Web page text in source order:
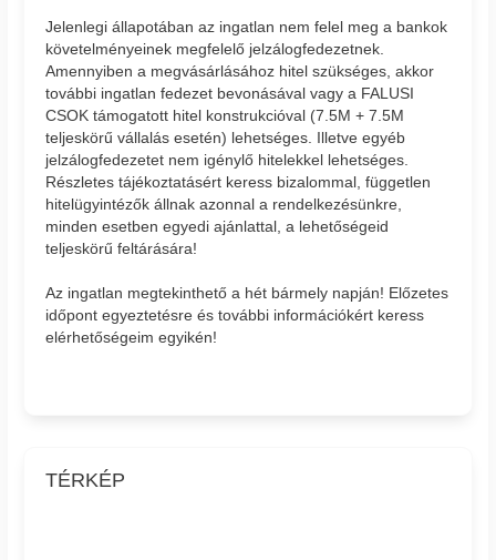
Jelenlegi állapotában az ingatlan nem felel meg a bankok
követelményeinek megfelelő jelzálogfedezetnek.
Amennyiben a megvásárlásához hitel szükséges, akkor
további ingatlan fedezet bevonásával vagy a FALUSI
CSOK támogatott hitel konstrukcióval (7.5M + 7.5M
teljeskörű vállalás esetén) lehetséges. Illetve egyéb
jelzálogfedezetet nem igénylő hitelekkel lehetséges.
Részletes tájékoztatásért keress bizalommal, független
hitelügyintézők állnak azonnal a rendelkezésünkre,
minden esetben egyedi ajánlattal, a lehetőségeid
teljeskörű feltárására!
Az ingatlan megtekinthető a hét bármely napján! Előzetes
időpont egyeztetésre és további információkért keress
elérhetőségeim egyikén!
TÉRKÉP